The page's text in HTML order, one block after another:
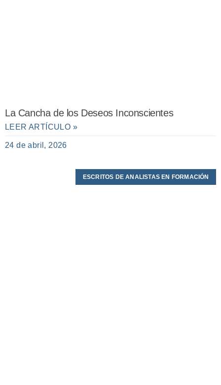
La Cancha de los Deseos Inconscientes
LEER ARTÍCULO »
24 de abril, 2026
ESCRITOS DE ANALISTAS EN FORMACIÓN